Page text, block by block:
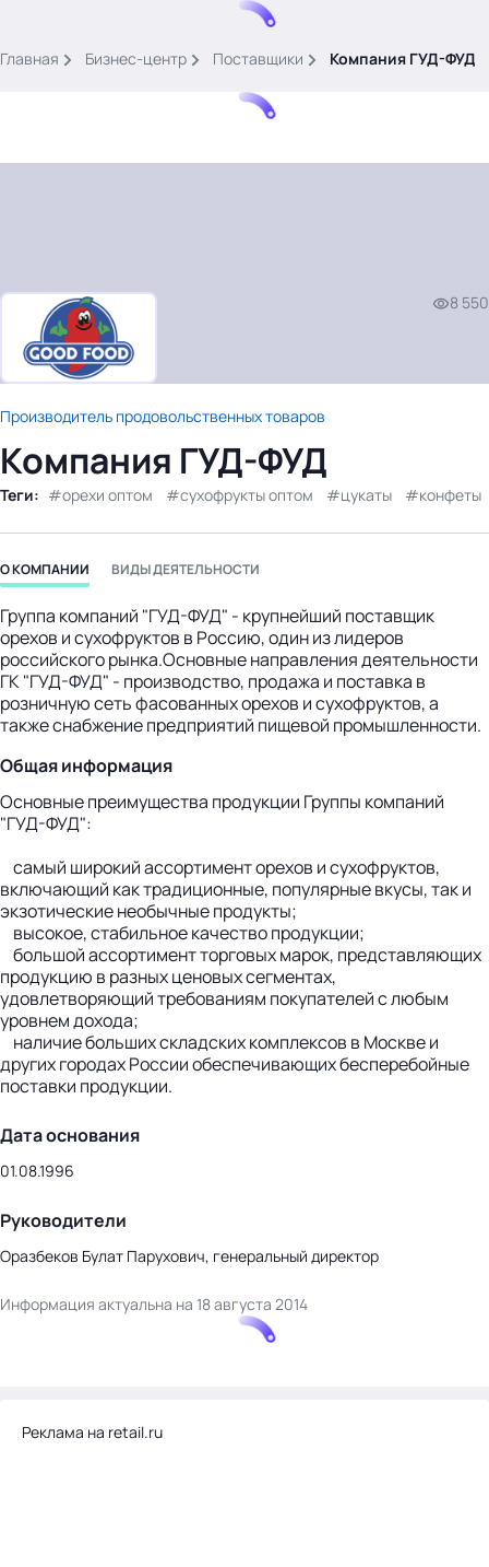
Войти
картина дня
темы
материалы
видео
события
бизнес-центр
Главная Бизнес-центр Поставщики Компания ГУД-ФУД
8 550
Производитель продовольственных товаров
Компания ГУД-ФУД
Теги: орехи оптом сухофрукты оптом цукаты конфеты
О КОМПАНИИ ВИДЫ ДЕЯТЕЛЬНОСТИ
Группа компаний "ГУД-ФУД" - крупнейший поставщик
орехов и сухофруктов в Россию, один из лидеров
российского рынка.Основные направления деятельности
ГК "ГУД-ФУД" - производство, продажа и поставка в
розничную сеть фасованных орехов и сухофруктов, а
также снабжение предприятий пищевой промышленности.
Общая информация
Основные преимущества продукции Группы компаний
"ГУД-ФУД":
самый широкий ассортимент орехов и сухофруктов,
включающий как традиционные, популярные вкусы, так и
экзотические необычные продукты;
высокое, стабильное качество продукции;
большой ассортимент торговых марок, представляющих
продукцию в разных ценовых сегментах,
удовлетворяющий требованиям покупателей с любым
уровнем дохода;
наличие больших складских комплексов в Москве и
других городах России обеспечивающих бесперебойные
поставки продукции.
Дата основания
01.08.1996
Руководители
Оразбеков Булат Парухович, генеральный директор
Информация актуальна на 18 августа 2014
Реклама на retail.ru